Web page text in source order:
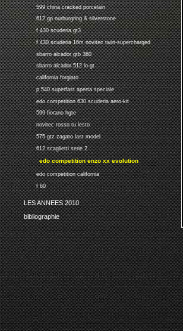
599 china cracked porcelain
612 gp nurburgring & silverstone
f 430 scuderia gt3
f 430 scuderia 16m novitec twin-supercharged
sbarro alcador gtb 360
sbarro alcador 512 lo-gt
california forgiato
p 540 superfast aperta speciale
edo competition 630 scuderia aero-kit
599 fiorano hgte
novitec rosso tu lesto
575 gtz zagato last model
612 scaglietti serie 2
edo competition enzo xx evolution
edo competition california
f 60
LES ANNEES 2010
bibliographie